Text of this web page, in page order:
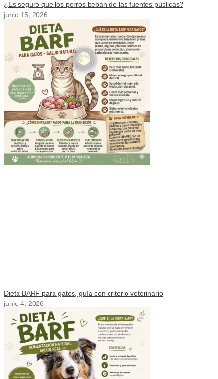
¿Es seguro que los perros beban de las fuentes públicas?
junio 15, 2026
Dieta BARF para gatos, guía con criterio veterinario
junio 4, 2026